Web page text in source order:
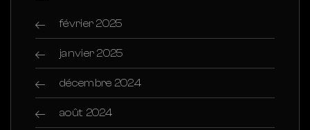
février 2025
janvier 2025
décembre 2024
août 2024